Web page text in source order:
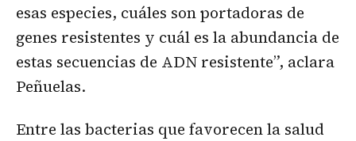
esas especies, cuáles son portadoras de
genes resistentes y cuál es la abundancia de
estas secuencias de ADN resistente”, aclara
Peñuelas.
Entre las bacterias que favorecen la salud